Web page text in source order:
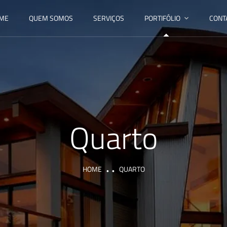
QUEM SOMOS SERVIÇOS PORTIFÓLIO
Quarto
HOME QUARTO